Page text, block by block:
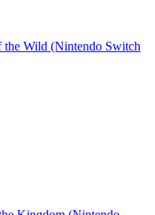
the Wild (Nintendo Switch